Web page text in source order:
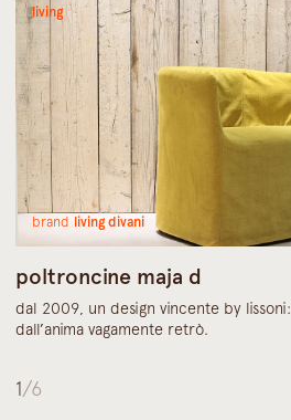
1/6
living
brand living divani
poltroncine maja d
dal 2009, un design vincente by
dall’anima vagamente retrò.